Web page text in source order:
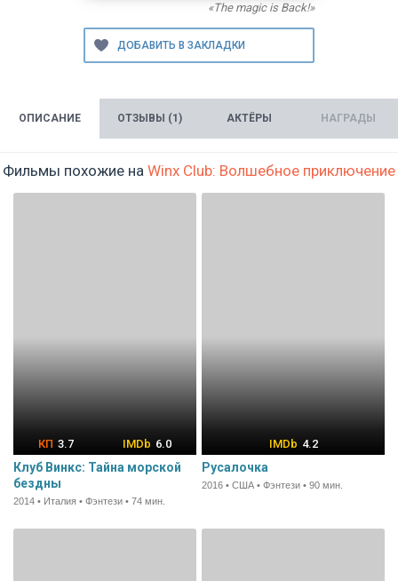
«The magic is Back!»
ОПИСАНИЕ ОТЗЫВЫ (1) АКТЁРЫ НАГРАДЫ
Фильмы похожие на Winx Club: Волшебное приключение
3.7 6.0
Клуб Винкс: Тайна морской
бездны
2014 • Италия • Фэнтези • 74 мин.
4.2
Русалочка
2016 • США • Фэнтези • 90 мин.